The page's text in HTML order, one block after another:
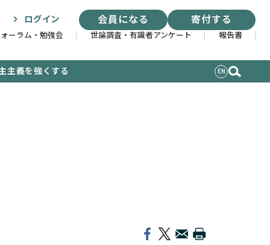
ログイン 会員になる 寄付する
ーラム・勉強会 世論調査・有識者アンケート 報告書
主義を強くする EN